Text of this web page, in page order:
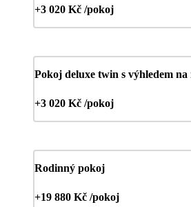
+3 020 Kč /pokoj
Pokoj deluxe twin s výhledem na
+3 020 Kč /pokoj
Rodinný pokoj
+19 880 Kč /pokoj